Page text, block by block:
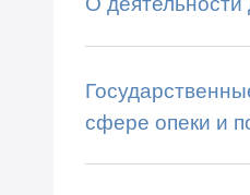
сфере опеки и